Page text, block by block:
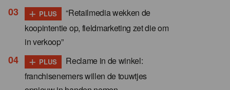
+ PLUS
“Retailmedia wekken de
koopintentie op, fieldmarketing zet die om
in verkoop”
+ PLUS
Reclame in de winkel:
franchisenemers willen de touwtjes